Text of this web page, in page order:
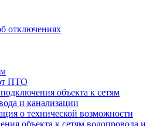
отключениях
ПТО
объекта к сетям
и канализации
о технической возможности
объекта к сетям водопровода и